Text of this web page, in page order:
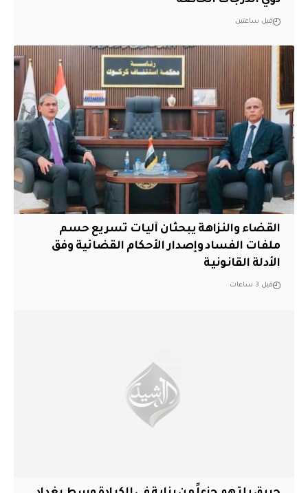
قبل ساعتين
القضاء والنزاهة يبحثان آليات تسريع حسم
ملفات الفساد وإصدار الأحكام القضائية وفق
الأدلة القانونية
قبل 3 ساعات